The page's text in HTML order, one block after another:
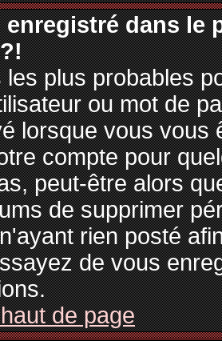
enregistré dans le
les plus probables
ou mot de
lorsque vous vous
compte pour
peut-être alors
de supprimer
rien posté
de vous
de page